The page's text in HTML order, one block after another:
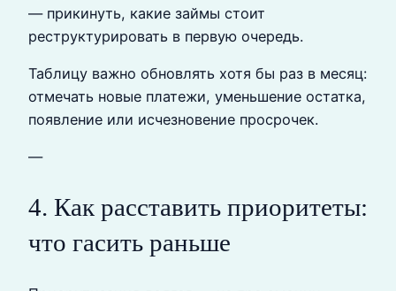
— прикинуть, какие займы стоит
реструктурировать в первую очередь.
Таблицу важно обновлять хотя бы раз в месяц:
отмечать новые платежи, уменьшение остатка,
появление или исчезновение просрочек.
—
4. Как расставить приоритеты:
что гасить раньше